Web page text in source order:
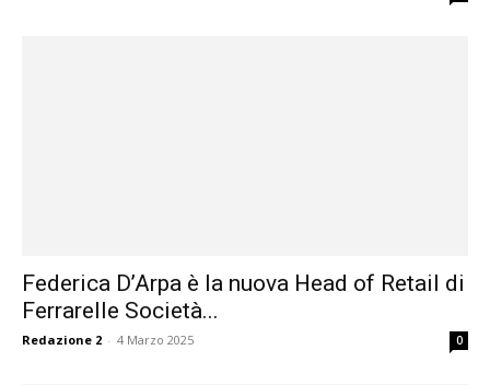
Federica D’Arpa è la nuova Head of Retail di
Ferrarelle Società...
Redazione 2 - 4 Marzo 2025 0